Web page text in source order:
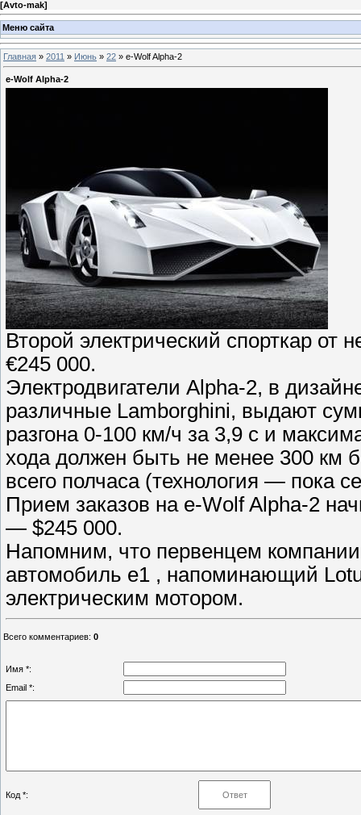
[Avto-mak]
Меню сайта
Главная » 2011 » Июнь » 22 » e-Wolf Alpha-2
e-Wolf Alpha-2
Второй электрический спорткар
€245 000.
Электродвигатели Alpha-2, в
различные Lamborghini, выдают
разгона 0-100 км/ч за 3,9 с и
хода должен быть не менее 300 км
всего полчаса (технология — пока
Прием заказов на e-Wolf Alpha-2
— $245 000.
Напомним, что первенцем
автомобиль e1 , напоминающий
электрическим мотором.
Всего комментариев: 0
Имя *:
Email *:
Код *: